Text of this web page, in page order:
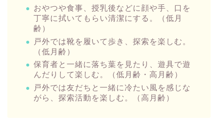
おやつや食事、授乳後などに顔や手、口を
丁寧に拭いてもらい清潔にする。（低月
齢）
戸外では靴を履いて歩き、探索を楽しむ。
（低月齢）
保育者と一緒に落ち葉を見たり、遊具で遊
んだりして楽しむ。（低月齢・高月齢）
戸外では友だちと一緒に冷たい風を感じな
がら、探索活動を楽しむ。（高月齢）